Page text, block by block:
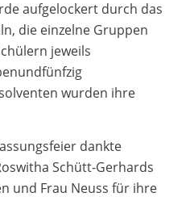
aufgelockert durch das
die einzelne Gruppen
jeweils
wurden ihre
dankte
Schütt-Gerhards
und Frau Neuss für ihre